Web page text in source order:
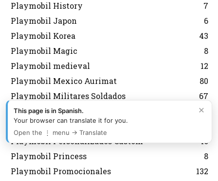
Playmobil History
7
Playmobil Japon
6
Playmobil Korea
43
Playmobil Magic
8
Playmobil medieval
12
Playmobil Mexico Aurimat
80
Playmobil Militares Soldados
67
Playmobil navidad
143
Playmobil Nordistas
Playmobil Personalizados Custom
46
Playmobil Princess
8
Playmobil Promocionales
132
×
This page is in Spanish.
Your browser can translate it for you.
Open the ⋮ menu → Translate